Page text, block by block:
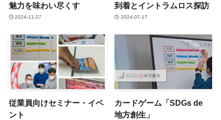
魅力を味わい尽くす
2024-11-27
到着とイントラムロス探訪
2024-07-17
従業員向けセミナー・イベ
ント
カードゲーム「SDGs de
地方創生」